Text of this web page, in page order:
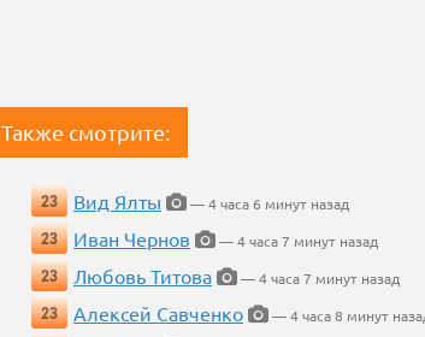
Также смотрите:
23 Вид Ялты
— 4 часа 6 минут назад
23
Иван Чернов
— 4 часа 7 минут назад
23
Любовь Титова
— 4 часа 7 минут назад
23
Алексей Савченко
— 4 часа 8 минут